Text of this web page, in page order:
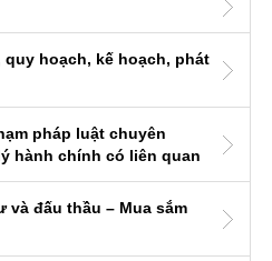
hoạch, kế hoạch, phát
pháp luật chuyên
hành chính có liên quan
và đấu thầu – Mua sắm